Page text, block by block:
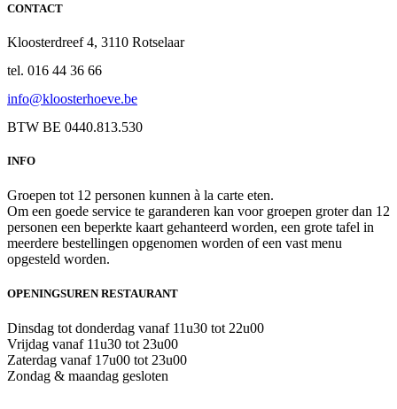
CONTACT
Kloosterdreef 4, 3110 Rotselaar
tel. 016 44 36 66
info@kloosterhoeve.be
BTW BE 0440.813.530
INFO
Groepen tot 12 personen kunnen à la carte eten.
Om een goede service te garanderen kan voor groepen groter dan 12
personen een beperkte kaart gehanteerd worden, een grote tafel in
meerdere bestellingen opgenomen worden of een vast menu
opgesteld worden.
OPENINGSUREN RESTAURANT
Dinsdag tot donderdag vanaf 11u30 tot 22u00
Vrijdag vanaf 11u30 tot 23u00
Zaterdag vanaf 17u00 tot 23u00
Zondag & maandag gesloten